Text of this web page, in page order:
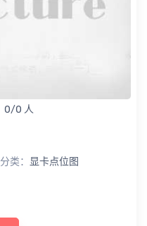
0/0 人
分类： 显卡点位图